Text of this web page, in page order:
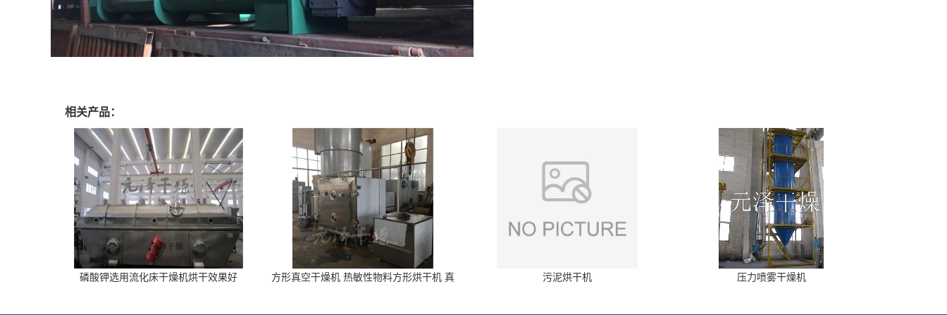
相关产品：
磷酸钾选用流化床干燥机烘干效果好
方形真空干燥机 热敏性物料方形烘干机 真
污泥烘干机 压力喷雾干燥机